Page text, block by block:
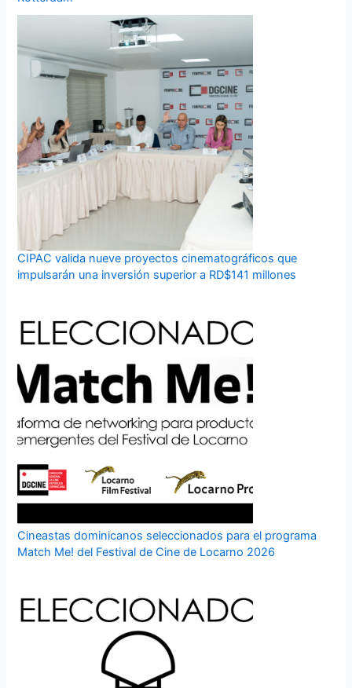
CIPAC valida nueve proyectos cinematográficos que
impulsarán una inversión superior a RD$141 millones
Cineastas dominicanos seleccionados para el programa
Match Me! del Festival de Cine de Locarno 2026